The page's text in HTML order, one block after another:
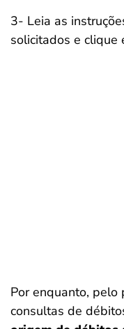
3- Leia as
solicitados e clique
Por enquanto, pelo
consultas de